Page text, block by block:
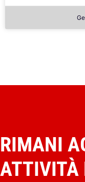
RIMANI
ATTIVITÀ